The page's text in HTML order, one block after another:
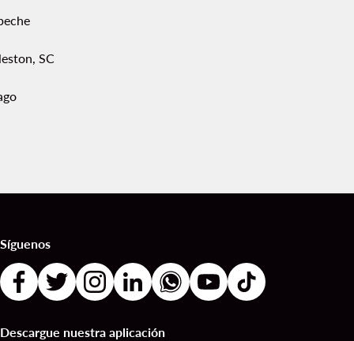
SC
Síguenos
Descargue nuestra aplicación